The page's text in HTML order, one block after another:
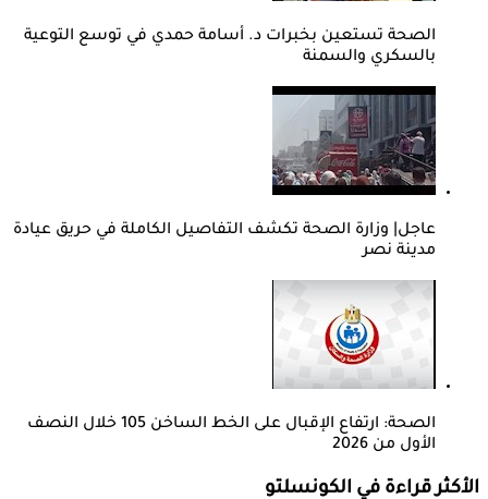
الصحة تستعين بخبرات د. أسامة حمدي في توسع التوعية
بالسكري والسمنة
عاجل| وزارة الصحة تكشف التفاصيل الكاملة في حريق عيادة
مدينة نصر
الصحة: ارتفاع الإقبال على الخط الساخن 105 خلال النصف
الأول من 2026
الأكثر قراءة في الكونسلتو